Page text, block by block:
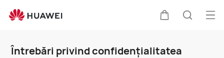
privind
Întrebări privind confidențialitatea